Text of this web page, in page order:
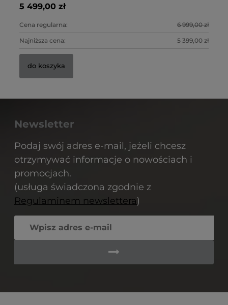
5 499,00 zł
Cena regularna: 6 999,00 zł
Najniższa cena: 5 399,00 zł
do koszyka
Newsletter
Podaj swój adres e-mail, jeżeli chcesz
otrzymywać informacje o nowościach i
promocjach.
(usługa świadczona zgodnie z
Regulaminem newslettera)